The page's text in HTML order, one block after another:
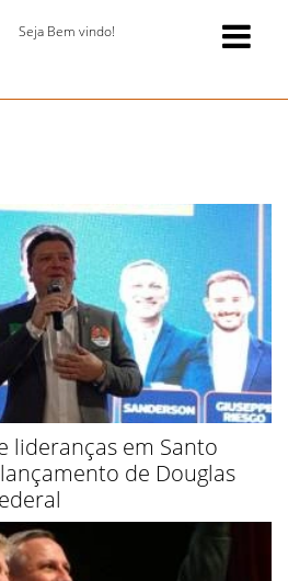
Seja Bem vindo!
lideranças em Santo
de Douglas